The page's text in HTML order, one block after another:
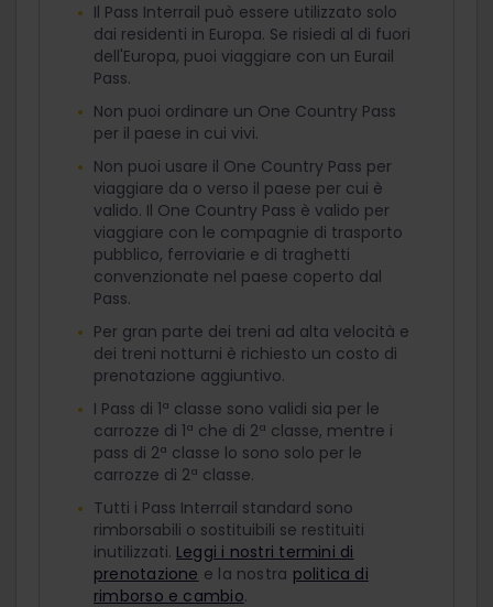
Il Pass Interrail può essere utilizzato solo
dai residenti in Europa. Se risiedi al di fuori
dell'Europa, puoi viaggiare con un Eurail
Pass.
Non puoi ordinare un One Country Pass
per il paese in cui vivi.
Non puoi usare il One Country Pass per
viaggiare da o verso il paese per cui è
valido. Il One Country Pass è valido per
viaggiare con le compagnie di trasporto
pubblico, ferroviarie e di traghetti
convenzionate nel paese coperto dal
Pass.
Per gran parte dei treni ad alta velocità e
dei treni notturni è richiesto un costo di
prenotazione aggiuntivo.
I Pass di 1ª classe sono validi sia per le
carrozze di 1ª che di 2ª classe, mentre i
pass di 2ª classe lo sono solo per le
carrozze di 2ª classe.
Tutti i Pass Interrail standard sono
rimborsabili o sostituibili se restituiti
inutilizzati. Leggi i nostri termini di
prenotazione e la nostra politica di
rimborso e cambio.